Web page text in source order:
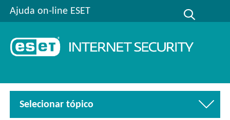
Ajuda on-line ESET
Selecionar tópico